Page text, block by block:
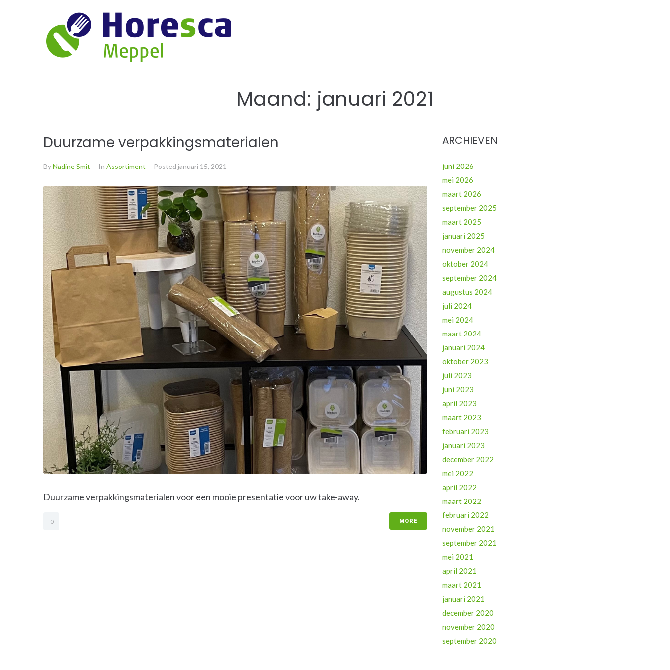
Maand: januari 2021
Duurzame verpakkingsmaterialen
ByNadine Smit In Assortiment Posted januari 15, 2021
Duurzame verpakkingsmaterialen voor een mooie presentatie voor uw take-away.
0 MORE
ARCHIEVEN
juni 2026
mei 2026
maart 2026
september 2025
maart 2025
januari 2025
november 2024
oktober 2024
september 2024
augustus 2024
juli 2024
mei 2024
maart 2024
januari 2024
oktober 2023
juli 2023
juni 2023
april 2023
maart 2023
februari 2023
januari 2023
december 2022
mei 2022
april 2022
maart 2022
februari 2022
november 2021
september 2021
mei 2021
april 2021
maart 2021
januari 2021
december 2020
november 2020
september 2020